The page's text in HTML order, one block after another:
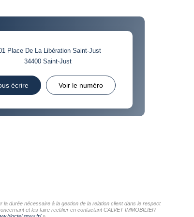
Place De La Libération Saint-Just
34400Saint-Just
écrire Voir le numéro
durée nécessaire à la gestion de la relation client dans le respect
et les faire rectifier en contactant CALVET IMMOBILIER